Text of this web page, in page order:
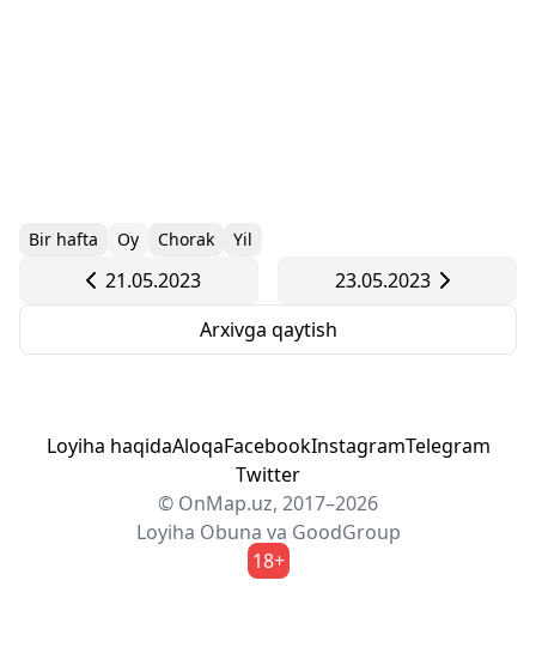
Bir hafta Oy Chorak Yil
21.05.2023
23.05.2023
Arxivga qaytish
Loyiha haqidaAloqaFacebookInstagramTelegram
Twitter
© OnMap.uz, 2017–2026
Loyiha Obuna va GoodGroup
18+